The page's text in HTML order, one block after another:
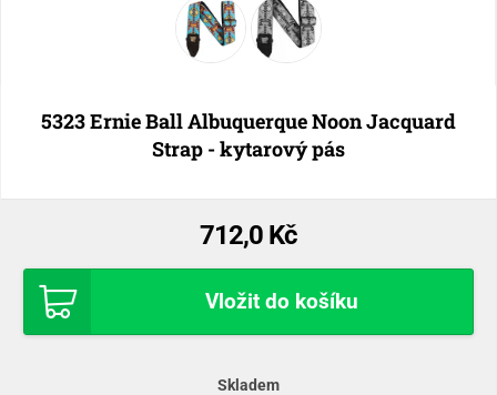
5323 Ernie Ball Albuquerque Noon Jacquard
Strap - kytarový pás
712,0 Kč
Vložit do košíku
Skladem